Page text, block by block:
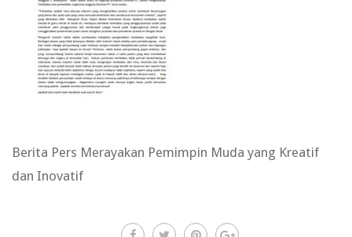
Berita Pers Merayakan Pemimpin Muda yang Kreatif
dan Inovatif